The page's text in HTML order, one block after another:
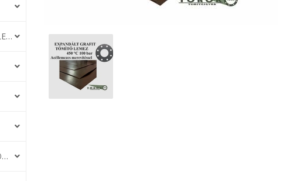
TÖMÍTŐ TÁBLA - SZIGETELŐ LEMEZ
TEHER-ERŐGÉP-MOZDONY TÖMÍTÉS